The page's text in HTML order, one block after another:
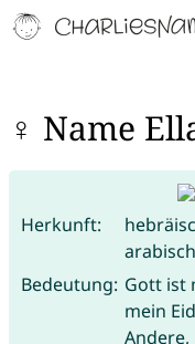
♀ Name
Herkunft:
arabisch
Bedeutung: Gott ist
mein
Andere,